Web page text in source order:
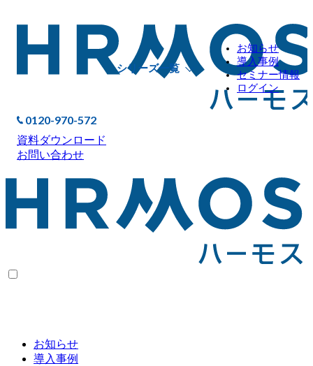
シリーズ一覧
お知らせ
導入事例
セミナー情報
ログイン
0120-970-572
資料ダウンロード
お問い合わせ
お知らせ
導入事例